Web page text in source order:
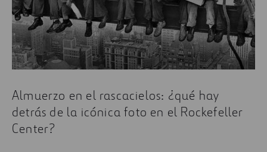
Almuerzo en el rascacielos: ¿qué hay
detrás de la icónica foto en el Rockefeller
Center?